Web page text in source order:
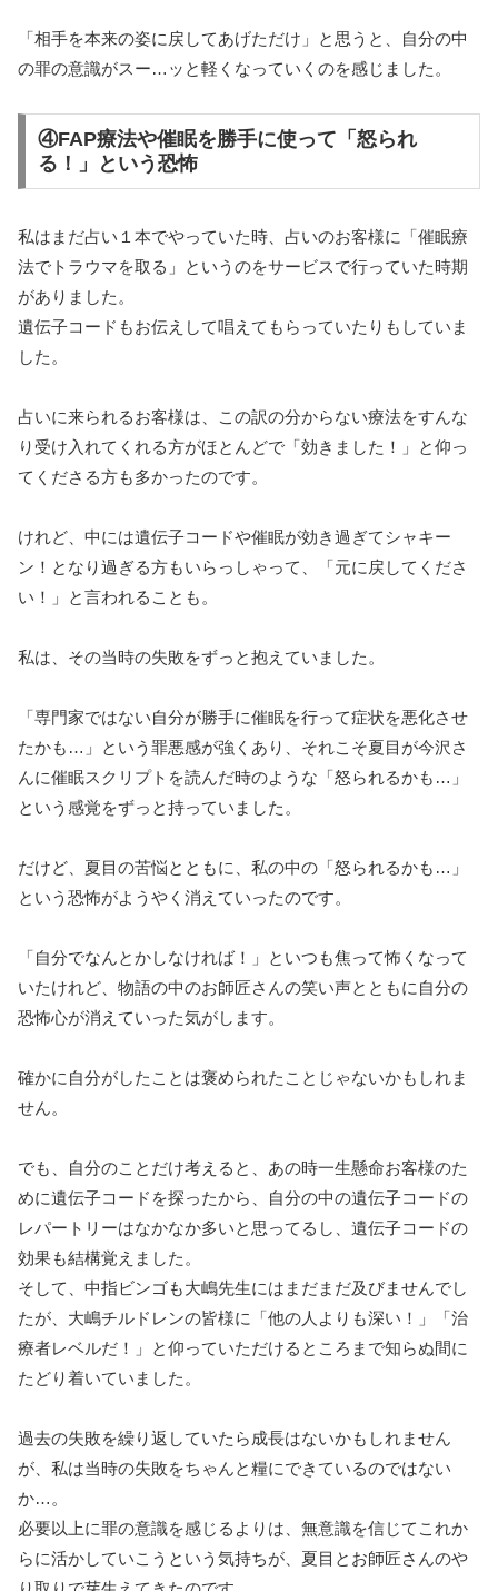
「相手を本来の姿に戻してあげただけ」と思うと、自分の中
の罪の意識がスー…ッと軽くなっていくのを感じました。
④FAP療法や催眠を勝手に使って「怒られ
る！」という恐怖
私はまだ占い１本でやっていた時、占いのお客様に「催眠療
法でトラウマを取る」というのをサービスで行っていた時期
がありました。
遺伝子コードもお伝えして唱えてもらっていたりもしていま
した。
占いに来られるお客様は、この訳の分からない療法をすんな
り受け入れてくれる方がほとんどで「効きました！」と仰っ
てくださる方も多かったのです。
けれど、中には遺伝子コードや催眠が効き過ぎてシャキー
ン！となり過ぎる方もいらっしゃって、「元に戻してくださ
い！」と言われることも。
私は、その当時の失敗をずっと抱えていました。
「専門家ではない自分が勝手に催眠を行って症状を悪化させ
たかも…」という罪悪感が強くあり、それこそ夏目が今沢さ
んに催眠スクリプトを読んだ時のような「怒られるかも…」
という感覚をずっと持っていました。
だけど、夏目の苦悩とともに、私の中の「怒られるかも…」
という恐怖がようやく消えていったのです。
「自分でなんとかしなければ！」といつも焦って怖くなって
いたけれど、物語の中のお師匠さんの笑い声とともに自分の
恐怖心が消えていった気がします。
確かに自分がしたことは褒められたことじゃないかもしれま
せん。
でも、自分のことだけ考えると、あの時一生懸命お客様のた
めに遺伝子コードを探ったから、自分の中の遺伝子コードの
レパートリーはなかなか多いと思ってるし、遺伝子コードの
効果も結構覚えました。
そして、中指ビンゴも大嶋先生にはまだまだ及びませんでし
たが、大嶋チルドレンの皆様に「他の人よりも深い！」「治
療者レベルだ！」と仰っていただけるところまで知らぬ間に
たどり着いていました。
過去の失敗を繰り返していたら成長はないかもしれません
が、私は当時の失敗をちゃんと糧にできているのではない
か…。
必要以上に罪の意識を感じるよりは、無意識を信じてこれか
らに活かしていこうという気持ちが、夏目とお師匠さんのや